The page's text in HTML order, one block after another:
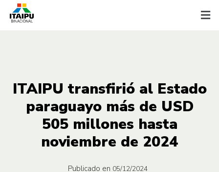
ITAIPU transfirió al Estado
paraguayo más de USD
505 millones hasta
noviembre de 2024
Publicado en 05/12/2024